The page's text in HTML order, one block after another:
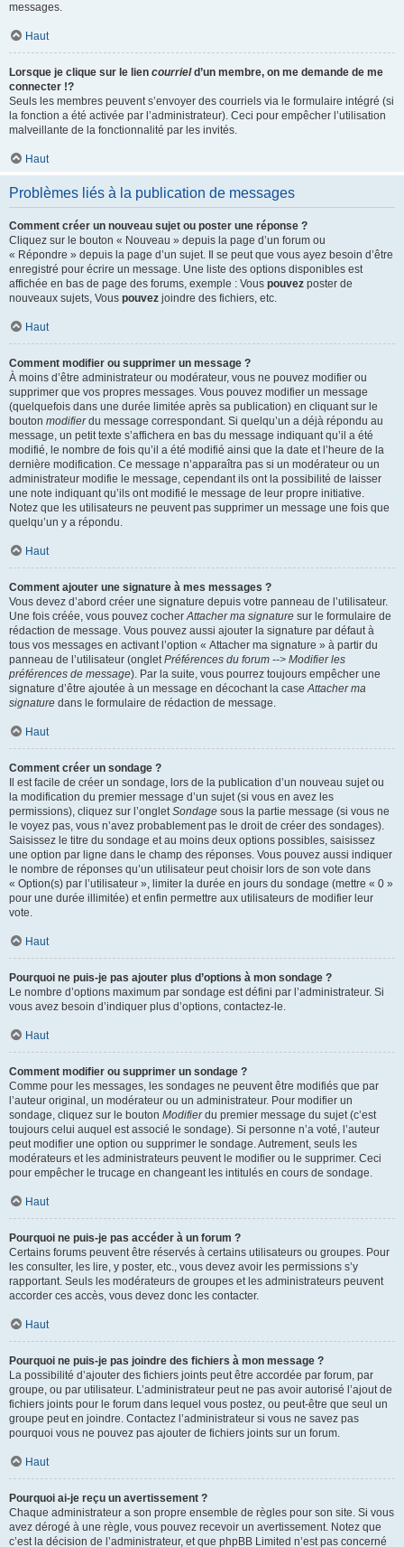
messages.
Haut
Lorsque je clique sur le lien courrield’un membre, on me demande de me
connecter !?
Seuls les membres peuvent s’envoyer des courriels via le formulaire intégré (si
la fonction a été activée par l’administrateur). Ceci pour empêcher l’utilisation
malveillante de la fonctionnalité par les invités.
Haut
Problèmes liés à la publication de messages
Comment créer un nouveau sujet ou poster une réponse ?
Cliquez sur le bouton « Nouveau » depuis la page d’un forum ou
« Répondre » depuis la page d’un sujet. Il se peut que vous ayez besoin d’être
enregistré pour écrire un message. Une liste des options disponibles est
affichée en bas de page des forums, exemple : Vous pouvez poster de
nouveaux sujets, Vous pouvez joindre des fichiers, etc.
Haut
Comment modifier ou supprimer un message ?
À moins d’être administrateur ou modérateur, vous ne pouvez modifier ou
supprimer que vos propres messages. Vous pouvez modifier un message
(quelquefois dans une durée limitée après sa publication) en cliquant sur le
bouton modifierdu message correspondant. Si quelqu’un a déjà répondu au
message, un petit texte s’affichera en bas du message indiquant qu’il a été
modifié, le nombre de fois qu’il a été modifié ainsi que la date et l’heure de la
dernière modification. Ce message n’apparaîtra pas si un modérateur ou un
administrateur modifie le message, cependant ils ont la possibilité de laisser
une note indiquant qu’ils ont modifié le message de leur propre initiative.
Notez que les utilisateurs ne peuvent pas supprimer un message une fois que
quelqu’un y a répondu.
Haut
Comment ajouter une signature à mes messages ?
Vous devez d’abord créer une signature depuis votre panneau de l’utilisateur.
Une fois créée, vous pouvez cocherAttacher ma signature sur le formulaire de
rédaction de message. Vous pouvez aussi ajouter la signature par défaut à
tous vos messages en activant l’option « Attacher ma signature » à partir du
panneau de l’utilisateur (ongletPréférences du forum --> Modifier les
préférences de message). Par la suite, vous pourrez toujours empêcher une
signature d’être ajoutée à un message en décochant la caseAttacher ma
signature dans le formulaire de rédaction de message.
Haut
Comment créer un sondage ?
Il est facile de créer un sondage, lors de la publication d’un nouveau sujet ou
la modification du premier message d’un sujet (si vous en avez les
permissions), cliquez sur l’ongletSondage sous la partie message (si vous ne
le voyez pas, vous n’avez probablement pas le droit de créer des sondages).
Saisissez le titre du sondage et au moins deux options possibles, saisissez
une option par ligne dans le champ des réponses. Vous pouvez aussi indiquer
le nombre de réponses qu’un utilisateur peut choisir lors de son vote dans
« Option(s) par l’utilisateur », limiter la durée en jours du sondage (mettre « 0 »
pour une durée illimitée) et enfin permettre aux utilisateurs de modifier leur
vote.
Haut
Pourquoi ne puis-je pas ajouter plus d’options à mon sondage ?
Le nombre d’options maximum par sondage est défini par l’administrateur. Si
vous avez besoin d’indiquer plus d’options, contactez-le.
Haut
Comment modifier ou supprimer un sondage ?
Comme pour les messages, les sondages ne peuvent être modifiés que par
l’auteur original, un modérateur ou un administrateur. Pour modifier un
sondage, cliquez sur le bouton Modifierdu premier message du sujet (c’est
toujours celui auquel est associé le sondage). Si personne n’a voté, l’auteur
peut modifier une option ou supprimer le sondage. Autrement, seuls les
modérateurs et les administrateurs peuvent le modifier ou le supprimer. Ceci
pour empêcher le trucage en changeant les intitulés en cours de sondage.
Haut
Pourquoi ne puis-je pas accéder à un forum ?
Certains forums peuvent être réservés à certains utilisateurs ou groupes. Pour
les consulter, les lire, y poster, etc., vous devez avoir les permissions s’y
rapportant. Seuls les modérateurs de groupes et les administrateurs peuvent
accorder ces accès, vous devez donc les contacter.
Haut
Pourquoi ne puis-je pas joindre des fichiers à mon message ?
La possibilité d’ajouter des fichiers joints peut être accordée par forum, par
groupe, ou par utilisateur. L’administrateur peut ne pas avoir autorisé l’ajout de
fichiers joints pour le forum dans lequel vous postez, ou peut-être que seul un
groupe peut en joindre. Contactez l’administrateur si vous ne savez pas
pourquoi vous ne pouvez pas ajouter de fichiers joints sur un forum.
Haut
Pourquoi ai-je reçu un avertissement ?
Chaque administrateur a son propre ensemble de règles pour son site. Si vous
avez dérogé à une règle, vous pouvez recevoir un avertissement. Notez que
c’est la décision de l’administrateur, et que phpBB Limited n’est pas concerné